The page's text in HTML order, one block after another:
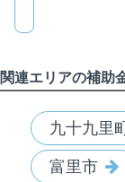
関連エリアの補助
九十九里
富里市